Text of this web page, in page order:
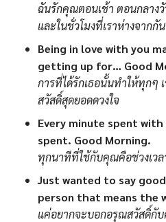
ฉันรักคุณตอนเช้า ตอนกลาง
และในชั่วโมงที่เราห่างจากกัน
Being in love with you
getting up for… Good
การที่ได้รักเธอนั้นทำให้ทุก
สวัสดิ์สุดยอดดวงใจ
Every minute spent
spent. Good Morning.
ทุกนาทีที่ใช้กับคุณคือช่วงเว
Just wanted to say
person that means the
แค่อยากจะบอกอรุณสวัสดิ์กั